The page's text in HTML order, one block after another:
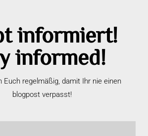
informiert!
informed!
Euch regelmäßig, damit Ihr nie einen
blogpost verpasst!